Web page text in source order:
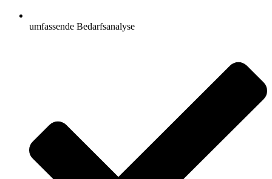
umfassende Bedarfsanalyse